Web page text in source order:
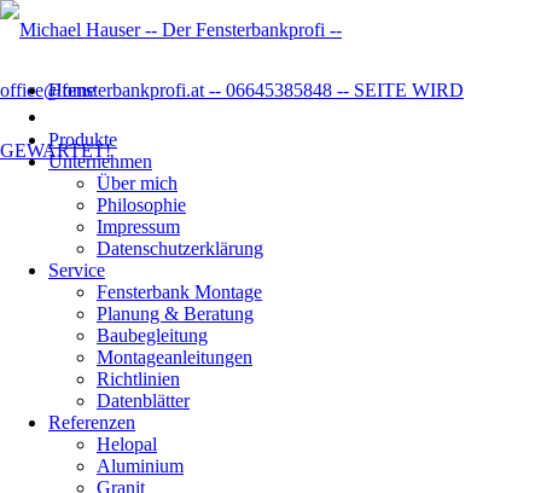
Home
Produkte
Unternehmen
Über mich
Philosophie
Impressum
Datenschutzer­klärung
Service
Fensterbank Montage
Planung & Beratung
Baubegleitung
Montageanleitungen
Richtlinien
Datenblätter
Referenzen
Helopal
Aluminium
Granit